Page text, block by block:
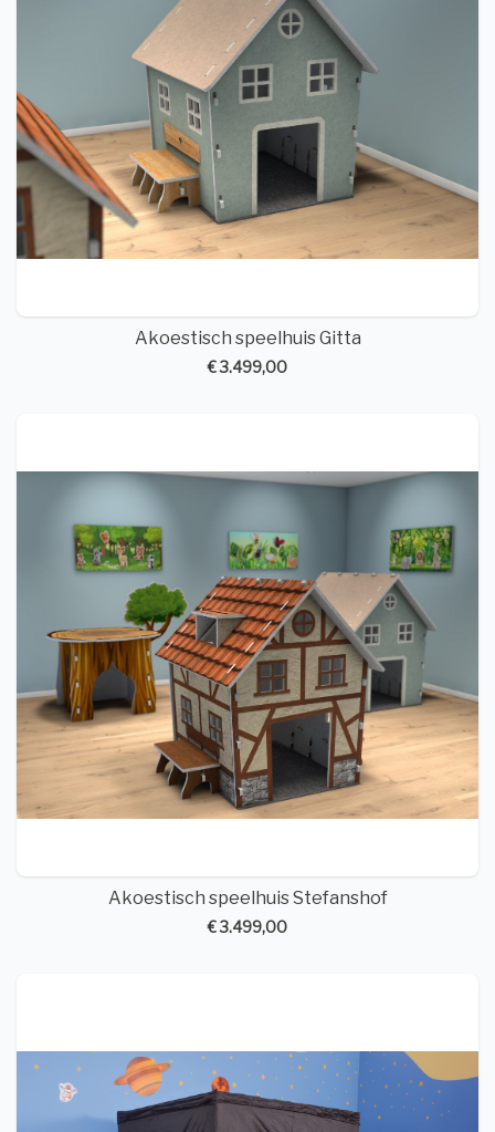
Akoestisch speelhuis Gitta
€ 3.499,00
Akoestisch speelhuis Stefanshof
€ 3.499,00